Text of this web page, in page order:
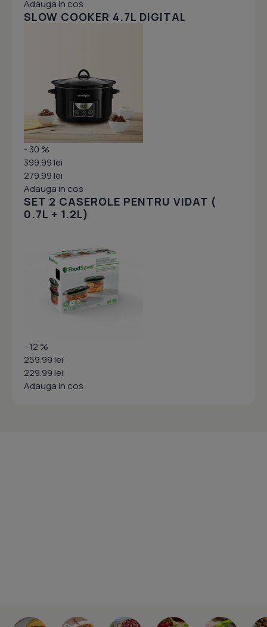
Adauga in cos
SLOW COOKER 4.7L DIGITAL
- 30 %
399.99 lei
279.99 lei
Adauga in cos
SET 2 CASEROLE PENTRU VIDAT (
0.7L + 1.2L)
- 12 %
259.99 lei
229.99 lei
Adauga in cos